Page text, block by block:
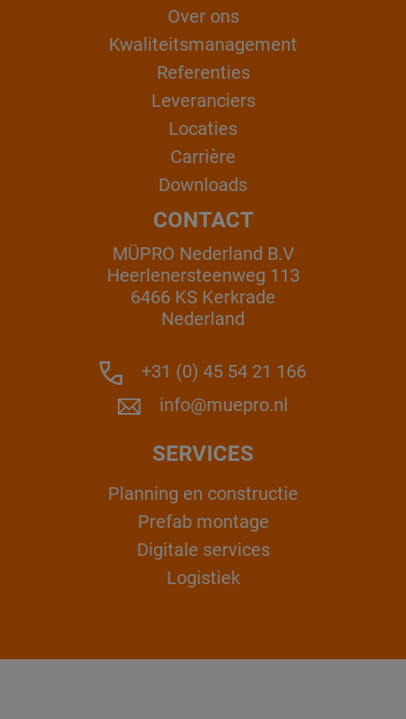
Over ons
Kwaliteitsmanagement
Referenties
Leveranciers
Locaties
Carrière
Downloads
CONTACT
MÜPRO Nederland B.V
Heerlenersteenweg 113
6466 KS Kerkrade
Nederland
+31 (0) 45 54 21 166
info@muepro.nl
SERVICES
Planning en constructie
Prefab montage
Digitale services
Logistiek